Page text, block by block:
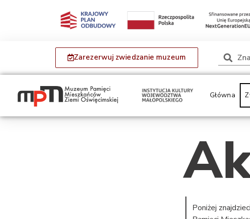
Zarezerwuj zwiedzanie muzeum
Główna
Poniżej